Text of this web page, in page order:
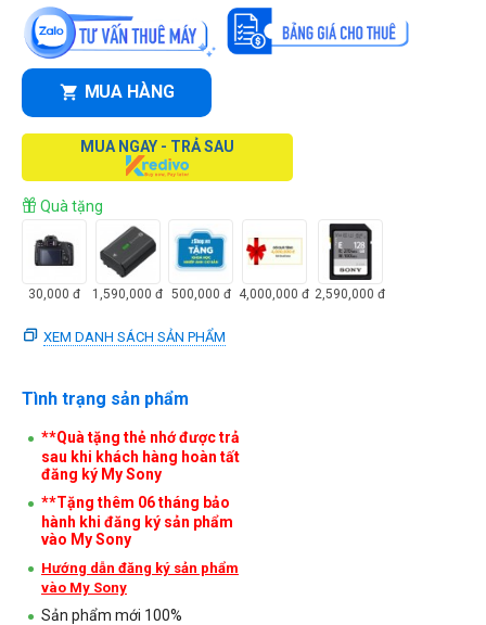
MUA HÀNG
MUA NGAY - TRẢ SAU
Quà tặng
30,000 đ 1,590,000 đ 500,000 đ 4,000,000 đ 2,590,000 đ
XEM DANH SÁCH SẢN PHẨM
Tình trạng sản phẩm
**Quà tặng thẻ nhớ được trả
sau khi khách hàng hoàn tất
đăng ký My Sony
**Tặng thêm 06 tháng bảo
hành khi đăng ký sản phẩm
vào My Sony
Hướng dẫn đăng ký sản phẩm
vào My Sony
Sản phẩm mới 100%